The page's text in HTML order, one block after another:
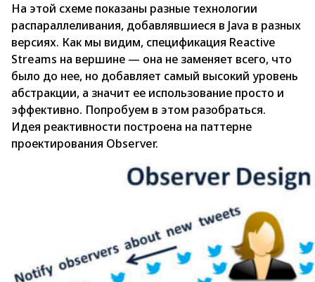
На этой схеме показаны разные технологии
распараллеливания, добавлявшиеся в Java в разных
версиях. Как мы видим, спецификация Reactive
Streams на вершине — она не заменяет всего, что
было до нее, но добавляет самый высокий уровень
абстракции, а значит ее использование просто и
эффективно. Попробуем в этом разобраться.
Идея реактивности построена на паттерне
проектирования Observer.